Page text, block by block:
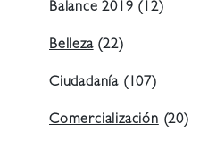
Balance 2019(12)
Belleza(22)
Ciudadanía (107)
Comercialización(20)